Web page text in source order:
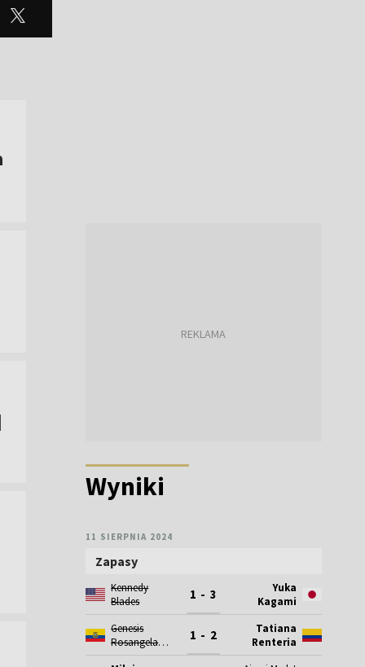
Wyniki
11 SIERPNIA 2024
Zapasy
Kennedy
Blades
1 - 3
Yuka
Kagami
Genesis
Rosangela
Reasco
1 - 2
Tatiana
Renteria